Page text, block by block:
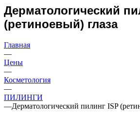
Дерматологический
(ретиноевый) глаза
Главная
—
Цены
—
Косметология
—
ПИЛИНГИ
—Дерматологический пилинг ISP